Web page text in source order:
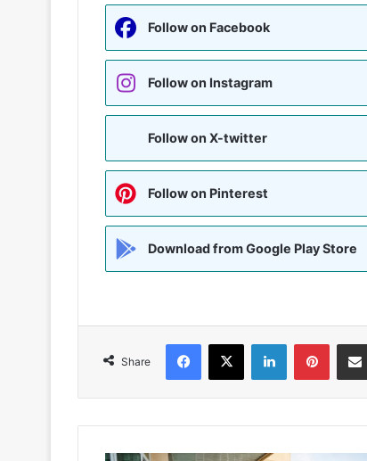
Follow on Facebook
Follow on Instagram
Follow on X-twitter
Follow on Pinterest
Download from Google Play Store
Share
Facebook
X LinkedIn